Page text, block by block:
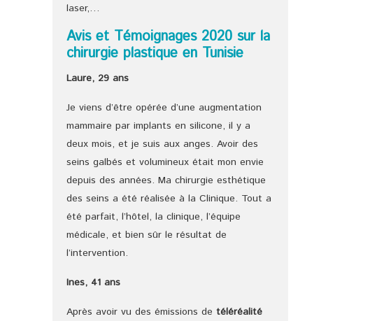
laser,…
Avis et Témoignages 2020 sur la
chirurgie plastique en Tunisie
Laure, 29 ans
Je viens d’être opérée d’une augmentation
mammaire par implants en silicone, il y a
deux mois, et je suis aux anges. Avoir des
seins galbés et volumineux était mon envie
depuis des années. Ma chirurgie esthétique
des seins a été réalisée à la Clinique. Tout a
été parfait, l’hôtel, la clinique, l’équipe
médicale, et bien sûr le résultat de
l’intervention.
Ines, 41 ans
Après avoir vu des émissions detéléréalité